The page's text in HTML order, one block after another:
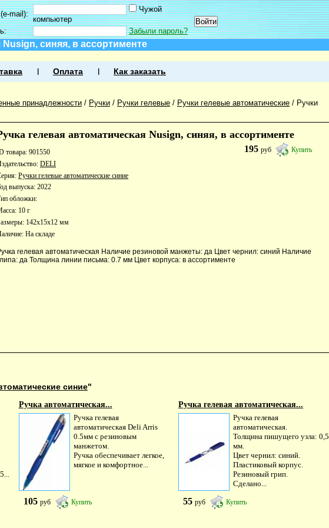
mail):
Чужой
компьютер
Забыли пароль?
Nusign, синяя, в ассортименте
Оплата Как заказать
принадлежности / Ручки / Ручки гелевые / Ручки гелевые автоматические / Ручки
гелевая автоматическая Nusign, синяя, в ассортименте
195руб Купить
товара: 901550
DELI
Ручки гелевые автоматические синие
выпуска: 2022
обложки:
10 г
142x15x12 мм
На складе
гелевая автоматическая Наличие резиновой манжеты: да Цвет чернил: синий Наличие
да Толщина линии письма: 0.7 мм Цвет корпуса: в ассортименте
синие"
Ручка автоматическая...
Ручка гелевая
автоматическая Deli Arris
0.5мм с резиновым
манжетом.
Ручка обеспечивает легкое,
мягкое и комфортное...
105 руб Купить
Ручка гелевая автоматическая...
Ручка гелевая
автоматическая.
Толщина пишущего узла: 0,5
мм.
Цвет чернил: синий.
Пластиковый корпус.
Резиновый грип.
Сделано...
55руб Купить